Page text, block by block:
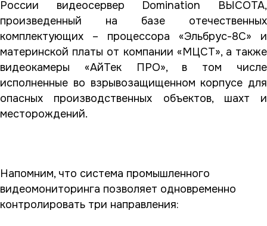
России видеосервер Domination ВЫСОТА,
произведенный на базе отечественных
комплектующих – процессора «Эльбрус-8С» и
материнской платы от компании «МЦСТ», а также
видеокамеры «АйТек ПРО», в том числе
исполненные во взрывозащищенном корпусе для
опасных производственных объектов, шахт и
месторождений.
Напомним, что система промышленного
видеомониторинга позволяет одновременно
контролировать три направления: